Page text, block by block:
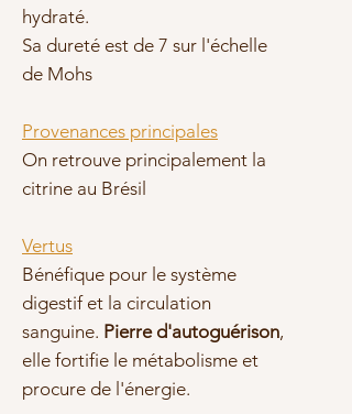
hydraté.
Sa dureté est de 7 sur l'échelle
de Mohs
Provenances principales
On retrouve principalement la
citrine au Brésil
Vertus
Bénéfique pour le système
digestif et la circulation
sanguine. Pierre d'autoguérison,
elle fortifie le métabolisme et
procure de l'énergie.